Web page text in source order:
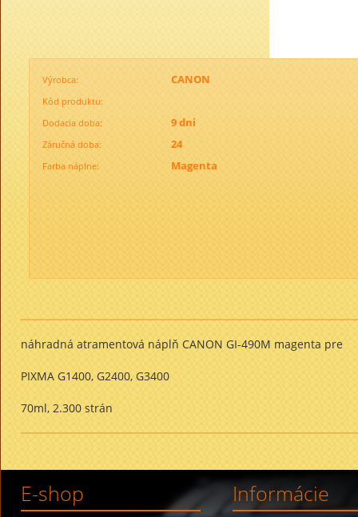
Výrobca: CANON
Kód produktu:
Dodacia doba:
9 dni
Záručná doba: 24
Farba náplne: Magenta
náhradná atramentová náplň CANON GI-490M magenta pre
PIXMA G1400, G2400, G3400
70ml, 2.300 strán
E-shop Informácie